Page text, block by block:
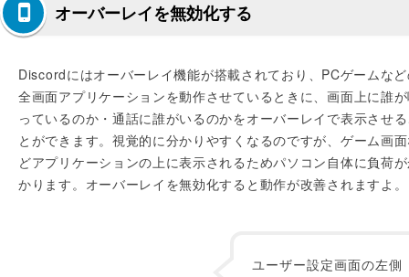
オーバーレイを無効化する
Discordにはオーバーレイ機能が搭載されており、PCゲームな
全画面アプリケーションを動作させているときに、画面上に誰
っているのか・通話に誰がいるのかをオーバーレイで表示させ
とができます。視覚的に分かりやすくなるのですが、ゲーム画
どアプリケーションの上に表示されるためパソコン自体に負荷
かります。オーバーレイを無効化すると動作が改善されますよ。
ユーザー設定画面の左側